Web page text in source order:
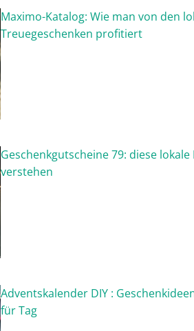
Maximo-Katalog: Wie man von den
Treuegeschenken profitiert
Geschenkgutscheine 79: diese
verstehen
Adventskalender DIY :
für Tag